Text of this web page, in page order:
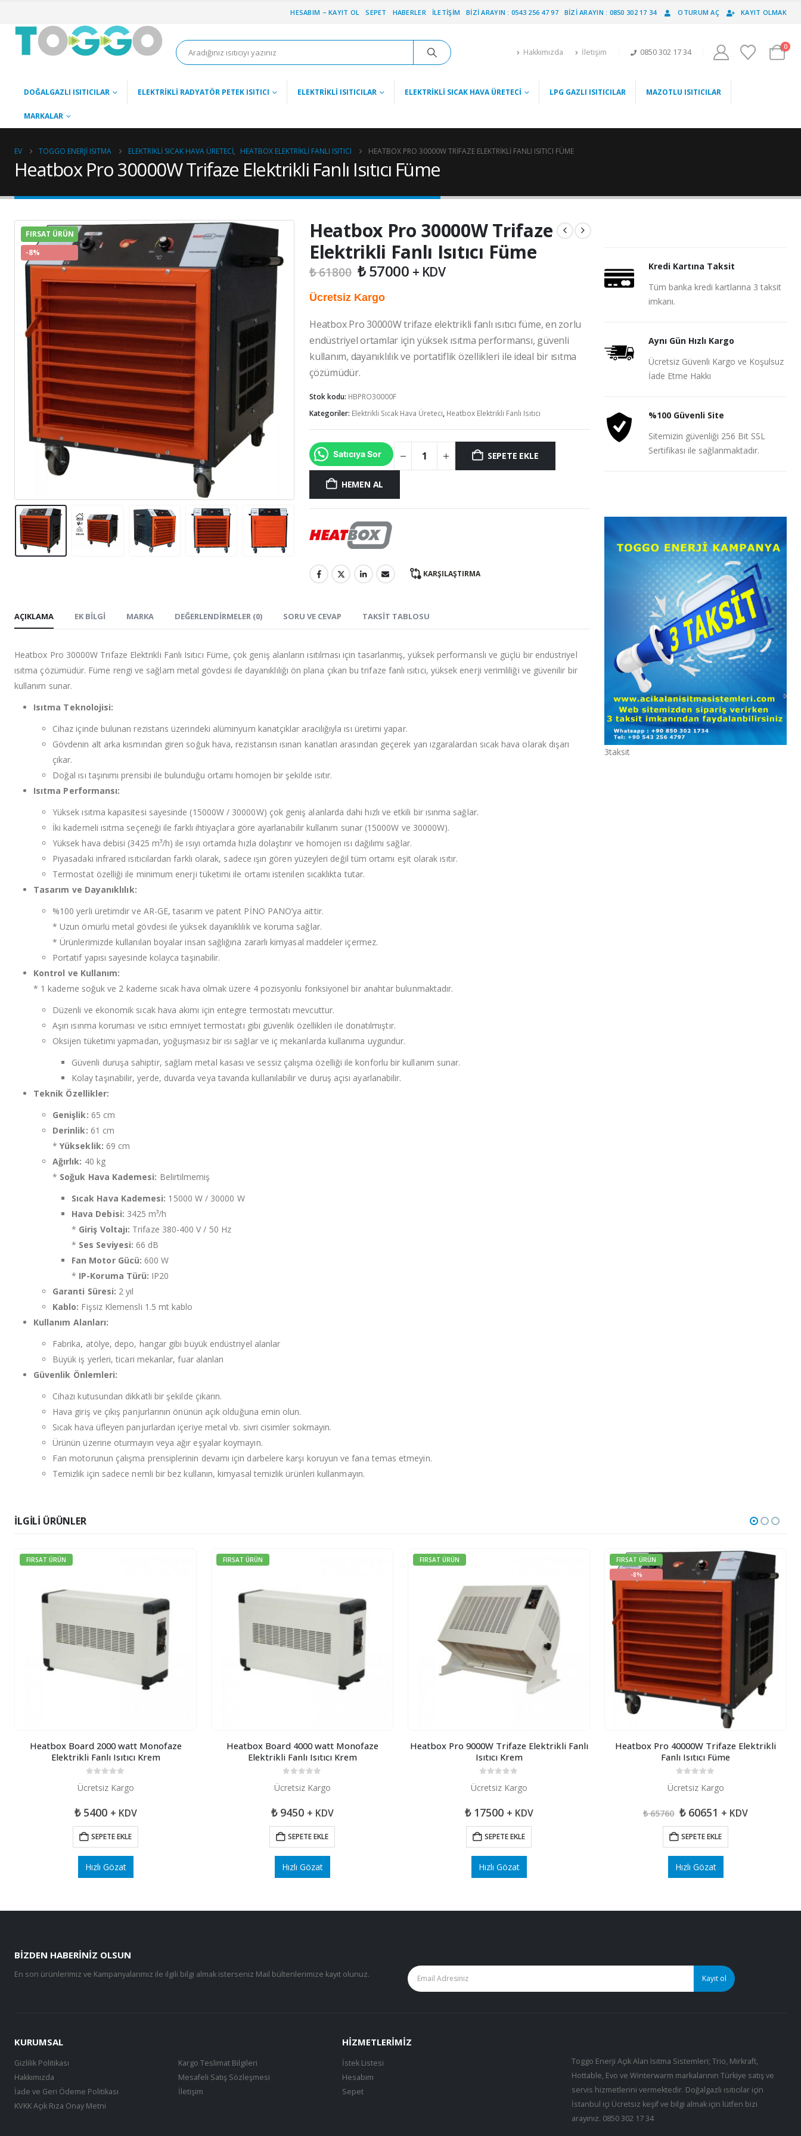
HESABIM – KAYIT OL SEPET HABERLER İLETIŞIM BIZI ARAYIN : 0543 256 47 97 BIZI ARAYIN : 0850 302 17 34 OTURUM AÇ KAYIT OLMAK
Hakkımızda İletişim 0850 302 17 34
0
DOĞALGAZLI ISITICILAR ELEKTRIKLI RADYATÖR PETEK ISITICI ELEKTRIKLI ISITICILAR ELEKTRIKLI SICAK HAVA ÜRETECI LPG GAZLI ISITICILAR MAZOTLU ISITICILAR
MARKALAR
EV TOGGO ENERJI ISITMA ELEKTRIKLI SICAK HAVA ÜRETECI, HEATBOX ELEKTRIKLI FANLI ISITICI HEATBOX PRO 30000W TRIFAZE ELEKTRIKLI FANLI ISITICI FÜME
Heatbox Pro 30000W Trifaze Elektrikli Fanlı Isıtıcı Füme
FIRSAT ÜRÜN
-8%
Heatbox Pro 30000W Trifaze
Elektrikli Fanlı Isıtıcı Füme
₺61800 Orijinal
₺ 61800.
₺57000Şu
+ KDV
Ücretsiz Kargo
Heatbox Pro 30000W trifaze elektrikli fanlı ısıtıcı füme, en zorlu
endüstriyel ortamlar için yüksek ısıtma performansı, güvenli
kullanım, dayanıklılık ve portatiflik özellikleri ile ideal bir ısıtma
çözümüdür.
Stok kodu: HBPRO30000F
Kategoriler: Elektrikli Sıcak Hava Üreteci, Heatbox Elektrikli Fanlı Isıtıcı
Satıcıya Sor SEPETE EKLE
HEMEN AL
KARŞILAŞTIRMA
AÇIKLAMA EK BILGI MARKA DEĞERLENDIRMELER (0) SORU VE CEVAP TAKSIT TABLOSU
Heatbox Pro 30000W Trifaze Elektrikli Fanlı Isıtıcı Füme, çok geniş alanların ısıtılması için tasarlanmış, yüksek performanslı ve güçlü bir endüstriyel
ısıtma çözümüdür. Füme rengi ve sağlam metal gövdesi ile dayanıklılığı ön plana çıkan bu trifaze fanlı ısıtıcı, yüksek enerji verimliliği ve güvenilir bir
kullanım sunar.
Isıtma Teknolojisi:
Cihaz içinde bulunan rezistans üzerindeki alüminyum kanatçıklar aracılığıyla ısı üretimi yapar.
Gövdenin alt arka kısmından giren soğuk hava, rezistansın ısınan kanatları arasından geçerek yan ızgaralardan sıcak hava olarak dışarı
çıkar.
Doğal ısı taşınımı prensibi ile bulunduğu ortamı homojen bir şekilde ısıtır.
Isıtma Performansı:
Yüksek ısıtma kapasitesi sayesinde (15000W / 30000W) çok geniş alanlarda dahi hızlı ve etkili bir ısınma sağlar.
İki kademeli ısıtma seçeneği ile farklı ihtiyaçlara göre ayarlanabilir kullanım sunar (15000W ve 30000W).
Yüksek hava debisi (3425 m³/h) ile ısıyı ortamda hızla dolaştırır ve homojen ısı dağılımı sağlar.
Piyasadaki infrared ısıtıcılardan farklı olarak, sadece ışın gören yüzeyleri değil tüm ortamı eşit olarak ısıtır.
Termostat özelliği ile minimum enerji tüketimi ile ortamı istenilen sıcaklıkta tutar.
Tasarım ve Dayanıklılık:
%100 yerli üretimdir ve AR-GE, tasarım ve patent PİNO PANO’ya aittir.
* Uzun ömürlü metal gövdesi ile yüksek dayanıklılık ve koruma sağlar.
* Ürünlerimizde kullanılan boyalar insan sağlığına zararlı kimyasal maddeler içermez.
Portatif yapısı sayesinde kolayca taşınabilir.
Kontrol ve Kullanım:
* 1 kademe soğuk ve 2 kademe sıcak hava olmak üzere 4 pozisyonlu fonksiyonel bir anahtar bulunmaktadır.
Düzenli ve ekonomik sıcak hava akımı için entegre termostatı mevcuttur.
Aşırı ısınma koruması ve ısıtıcı emniyet termostatı gibi güvenlik özellikleri ile donatılmıştır.
Oksijen tüketimi yapmadan, yoğuşmasız bir ısı sağlar ve iç mekanlarda kullanıma uygundur.
Güvenli duruşa sahiptir, sağlam metal kasası ve sessiz çalışma özelliği ile konforlu bir kullanım sunar.
Kolay taşınabilir, yerde, duvarda veya tavanda kullanılabilir ve duruş açısı ayarlanabilir.
Teknik Özellikler:
Genişlik: 65 cm
Derinlik: 61 cm
*Yükseklik: 69 cm
Ağırlık: 40 kg
* Soğuk Hava Kademesi: Belirtilmemiş
Sıcak Hava Kademesi: 15000 W / 30000 W
Hava Debisi: 3425 m³/h
* Giriş Voltajı: Trifaze 380-400 V / 50 Hz
* Ses Seviyesi: 66 dB
Fan Motor Gücü: 600 W
* IP-Koruma Türü: IP20
Garanti Süresi: 2 yıl
Kablo: Fişsiz Klemensli 1.5 mt kablo
Kullanım Alanları:
Fabrika, atölye, depo, hangar gibi büyük endüstriyel alanlar
Büyük iş yerleri, ticari mekanlar, fuar alanları
Güvenlik Önlemleri:
Cihazı kutusundan dikkatli bir şekilde çıkarın.
Hava giriş ve çıkış panjurlarının önünün açık olduğuna emin olun.
Sıcak hava üfleyen panjurlardan içeriye metal vb. sivri cisimler sokmayın.
Ürünün üzerine oturmayın veya ağır eşyalar koymayın.
Fan motorunun çalışma prensiplerinin devamı için darbelere karşı koruyun ve fana temas etmeyin.
Temizlik için sadece nemli bir bez kullanın, kimyasal temizlik ürünleri kullanmayın.
Kredi Kartına Taksit
Tüm banka kredi kartlarına 3 taksit
imkanı.
Aynı Gün Hızlı Kargo
Ücretsiz Güvenli Kargo ve Koşulsuz
İade Etme Hakkı
%100 Güvenli Site
Sitemizin güvenliği 256 Bit SSL
Sertifikası ile sağlanmaktadır.
3taksit
İLGILI ÜRÜNLER
FIRSAT ÜRÜN
Heatbox Board 2000 watt Monofaze
Elektrikli Fanlı Isıtıcı Krem
Ücretsiz Kargo
₺5400 + KDV
SEPETE EKLE
Hızlı Gözat
FIRSAT ÜRÜN
Heatbox Board 4000 watt Monofaze
Elektrikli Fanlı Isıtıcı Krem
Ücretsiz Kargo
₺9450 + KDV
SEPETE EKLE
Hızlı Gözat
FIRSAT ÜRÜN
Heatbox Pro 9000W Trifaze Elektrikli Fanlı
Isıtıcı Krem
Ücretsiz Kargo
₺17500 + KDV
SEPETE EKLE
Hızlı Gözat
FIRSAT ÜRÜN
-8%
Heatbox Pro 40000W Trifaze Elektrikli
Fanlı Isıtıcı Füme
Ücretsiz Kargo
₺65760 Orijinal
₺ 65760.
₺60651 Şu
fiyat:
₺ 60651.
+ KDV
SEPETE EKLE
Hızlı Gözat
BIZDEN HABERINIZ OLSUN
En son ürünlerimiz ve Kampanyalarımız ile ilgili bilgi almak isterseniz Mail bültenlerimize kayıt olunuz.
KURUMSAL
Gizlilik Politikası
Hakkımızda
İade ve Geri Ödeme Politikası
KVKK Açık Rıza Onay Metni
Kargo Teslimat Bilgileri
Mesafeli Satış Sözleşmesi
İletişim
HIZMETLERIMIZ
İstek Listesi
Hesabım
Sepet
Toggo Enerji Açık Alan Isıtma Sistemleri; Trio, Mirkraft,
Hottable, Evo ve Winterwarm markalarının Türkiye satış ve
servis hizmetlerini vermektedir. Doğalgazlı ısıtıcılar için
İstanbul içi Ücretsiz keşif ve bilgi almak için lütfen bizi
arayınız. 0850 302 17 34